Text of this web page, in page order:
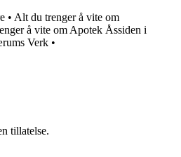
• Alt du trenger å vite om
å vite om Apotek Åssiden i
Verk •
tillatelse.